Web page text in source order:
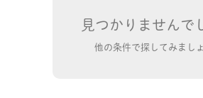
見つかりませんで
他の条件で探してみましょ